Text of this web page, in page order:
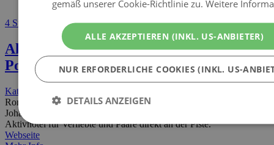
4 Sterne Hotel
Aktivhotel Alpendorf5600 St. Johann im
Pongau • Österreich
Kategorie
Romantik in den Bergen im Kuschelhotel Alpendorf in Sankt
Johann im Pongau im Salzburger Land. Urlaub im Wellness- und
Aktivhotel für Verliebte und Paare direkt an der Piste.
Webseite
gemäß unserer Cookie-Richtlinie zu. Weitere
ALLE AKZEPTIEREN (INKL. US-ANBIETER)
NUR ERFORDERLICHE COOKIES (INKL. US-
DETAILS ANZEIGEN